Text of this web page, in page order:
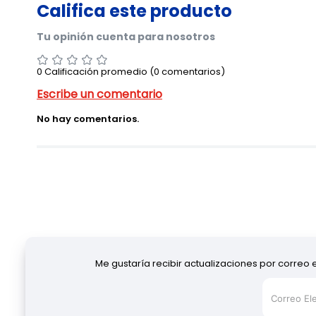
0 Calificación promedio (0 comentarios)
No hay comentarios.
Me gustaría recibir actualizaciones por correo